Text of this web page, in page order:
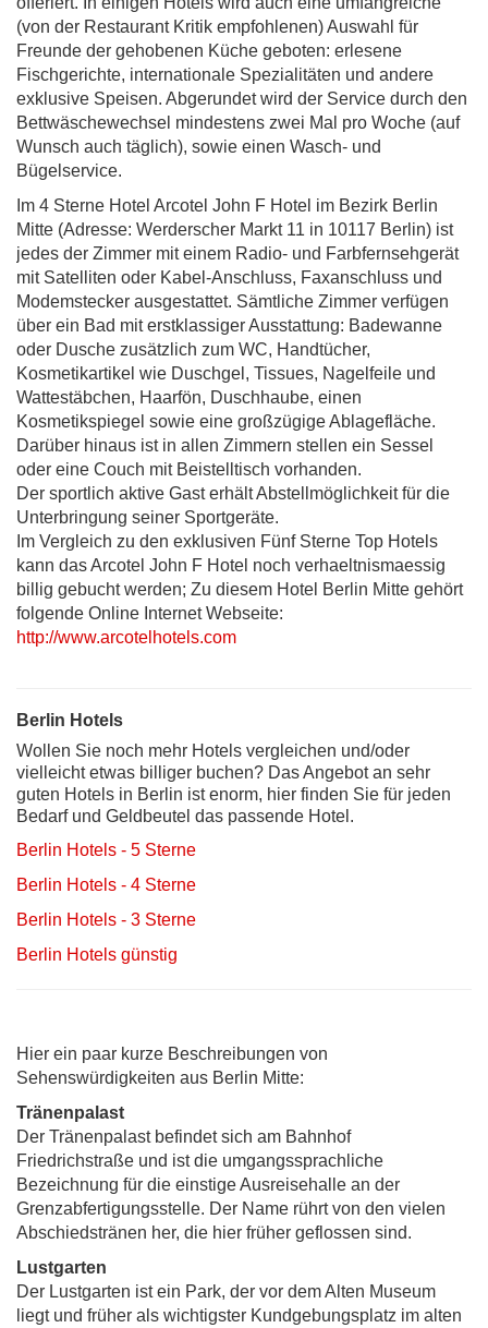
(von der Restaurant Kritik empfohlenen) Auswahl für
Freunde der gehobenen Küche geboten: erlesene
Fischgerichte, internationale Spezialitäten und andere
exklusive Speisen. Abgerundet wird der Service durch den
Bettwäschewechsel mindestens zwei Mal pro Woche (auf
Wunsch auch täglich), sowie einen Wasch- und
Bügelservice.
Im 4 Sterne Hotel Arcotel John F Hotel im Bezirk Berlin
Mitte (Adresse: Werderscher Markt 11 in 10117 Berlin) ist
jedes der Zimmer mit einem Radio- und Farbfernsehgerät
mit Satelliten oder Kabel-Anschluss, Faxanschluss und
Modemstecker ausgestattet. Sämtliche Zimmer verfügen
über ein Bad mit erstklassiger Ausstattung: Badewanne
oder Dusche zusätzlich zum WC, Handtücher,
Kosmetikartikel wie Duschgel, Tissues, Nagelfeile und
Wattestäbchen, Haarfön, Duschhaube, einen
Kosmetikspiegel sowie eine großzügige Ablagefläche.
Darüber hinaus ist in allen Zimmern stellen ein Sessel
oder eine Couch mit Beistelltisch vorhanden.
Der sportlich aktive Gast erhält Abstellmöglichkeit für die
Unterbringung seiner Sportgeräte.
Im Vergleich zu den exklusiven Fünf Sterne Top Hotels
kann das Arcotel John F Hotel noch verhaeltnismaessig
billig gebucht werden; Zu diesem Hotel Berlin Mitte gehört
folgende Online Internet Webseite:
http://www.arcotelhotels.com
Berlin Hotels
Wollen Sie noch mehr Hotels vergleichen und/oder
vielleicht etwas billiger buchen? Das Angebot an sehr
guten Hotels in Berlin ist enorm, hier finden Sie für jeden
Bedarf und Geldbeutel das passende Hotel.
Berlin Hotels - 5 Sterne
Berlin Hotels - 4 Sterne
Berlin Hotels - 3 Sterne
Berlin Hotels günstig
Hier ein paar kurze Beschreibungen von
Sehenswürdigkeiten aus Berlin Mitte:
Tränenpalast
Der Tränenpalast befindet sich am Bahnhof
Friedrichstraße und ist die umgangssprachliche
Bezeichnung für die einstige Ausreisehalle an der
Grenzabfertigungsstelle. Der Name rührt von den vielen
Abschiedstränen her, die hier früher geflossen sind.
Lustgarten
Der Lustgarten ist ein Park, der vor dem Alten Museum
liegt und früher als wichtigster Kundgebungsplatz im alten